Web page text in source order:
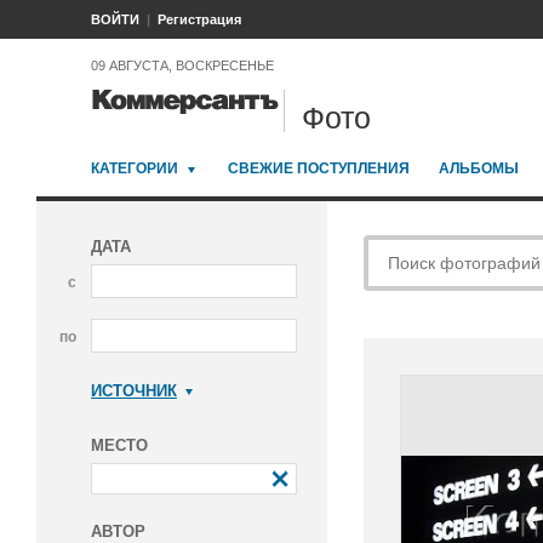
ВОЙТИ Регистрация
09 АВГУСТА, ВОСКРЕСЕНЬЕ
Фото
КАТЕГОРИИ СВЕЖИЕ ПОСТУПЛЕНИЯ АЛЬБОМЫ
ДАТА
с
по
ИСТОЧНИК
МЕСТО
АВТОР